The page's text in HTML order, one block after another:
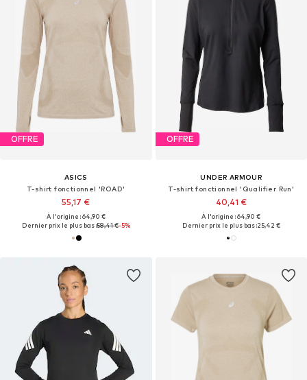
OFFRE
ASICS
T-shirt fonctionnel 'ROAD'
55,17 €
À l'origine : 64,90 €
Dernier prix le plus bas :58,41 €-5%
OFFRE
UNDER ARMOUR
T-shirt fonctionnel 'Qualifier Run'
40,41 €
À l'origine : 64,90 €
Dernier prix le plus bas :25,42 €